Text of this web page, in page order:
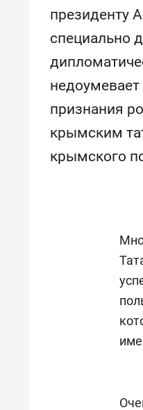
президенту
специально
признания
крымским
крымского
Рекомендуем
Оставить
ЖК «Заря»